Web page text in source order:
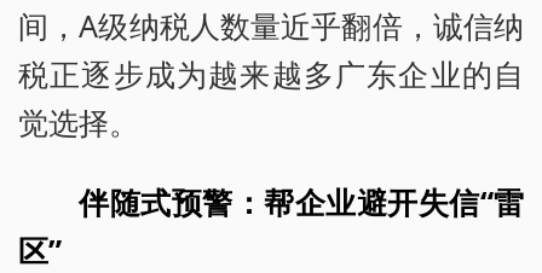
间，A级纳税人数量近乎翻倍，诚信纳
税正逐步成为越来越多广东企业的自
觉选择。
伴随式预警：帮企业避开失信“雷
区”